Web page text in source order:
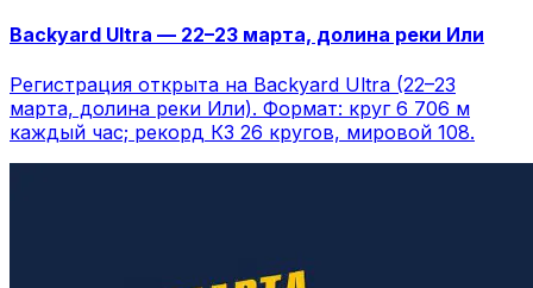
Backyard Ultra — 22–23 марта, долина реки Или
Регистрация открыта на Backyard Ultra (22–23
марта, долина реки Или). Формат: круг 6 706 м
каждый час; рекорд КЗ 26 кругов, мировой 108.